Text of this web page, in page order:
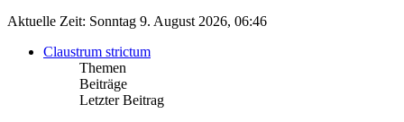
Aktuelle Zeit: Sonntag 9. August 2026, 06:46
Claustrum strictum
Themen
Beiträge
Letzter Beitrag